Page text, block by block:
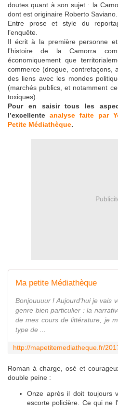
doutes quant à son sujet : la
dont est originaire Roberto Saviano.
Entre prose et style du
l’enquête.
Il écrit à la première personne
l’histoire de la Camorra
économiquement que
commerce (drogue, contrefaçons,
des liens avec les mondes
(marchés publics, et notamment
toxiques).
Pour en saisir tous les
l’excellente analyse faite par
Petite Médiathèque.
Ma petite Médiathèque
Bonjouuuur ! Aujourd'hui je vais
genre bien particulier : la
de mes cours de littérature, je
type de ...
Roman à charge, osé et
double peine :
Onze après il doit toujours
escorte policière. Ce qui ne